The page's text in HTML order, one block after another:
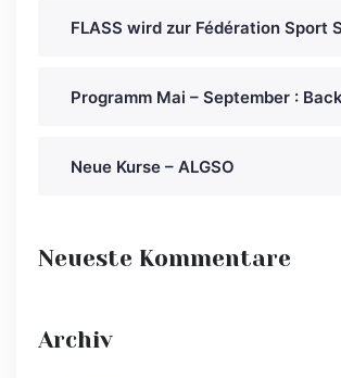
FLASS wird zur Fédération Sport
Programm Mai – September :
Neue Kurse – ALGSO
Neueste Kommentare
Archiv